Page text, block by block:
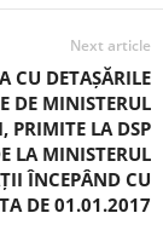
Next article
CU DETAȘĂRILE
DE MINISTERUL
PRIMITE LA DSP
LA MINISTERUL
ÎNCEPÂND CU
DE 01.01.2017